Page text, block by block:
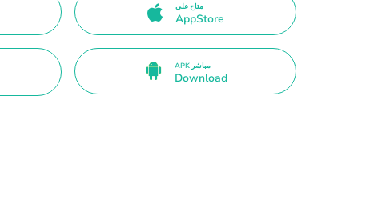
متاح على
AppStore
APK مباشر
Download